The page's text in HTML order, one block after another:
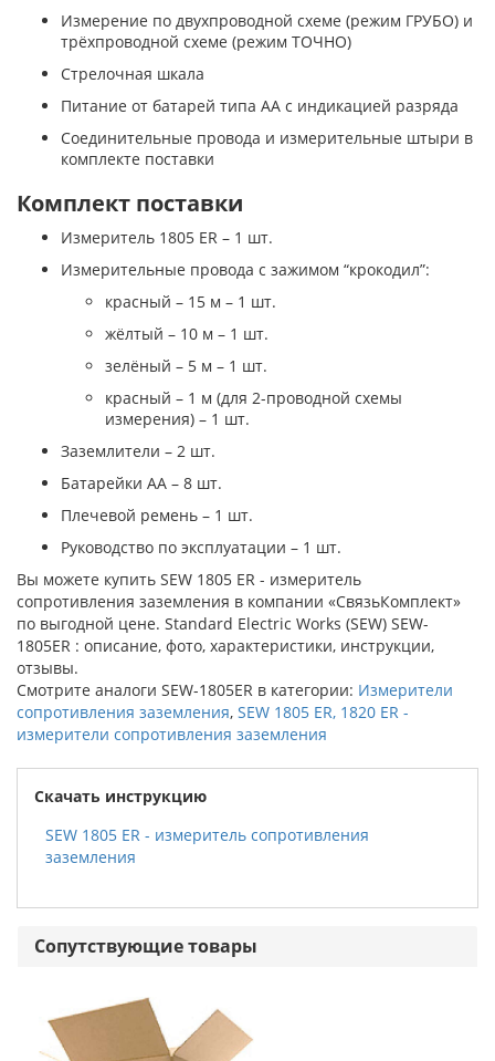
Измерение по двухпроводной схеме (режим ГРУБО) и
трёхпроводной схеме (режим ТОЧНО)
Стрелочная шкала
Питание от батарей типа АА с индикацией разряда
Соединительные провода и измерительные штыри в
комплекте поставки
Комплект поставки
Измеритель 1805 ER – 1 шт.
Измерительные провода с зажимом “крокодил”:
красный – 15 м – 1 шт.
жёлтый – 10 м – 1 шт.
зелёный – 5 м – 1 шт.
красный – 1 м (для 2-проводной схемы
измерения) – 1 шт.
Заземлители – 2 шт.
Батарейки АА – 8 шт.
Плечевой ремень – 1 шт.
Руководство по эксплуатации – 1 шт.
Вы можете купить SEW 1805 ER - измеритель
сопротивления заземления в компании «СвязьКомплект»
по выгодной цене. Standard Electric Works (SEW) SEW-
1805ER : описание, фото, характеристики, инструкции,
отзывы.
Смотрите аналоги SEW-1805ER в категории: Измерители
сопротивления заземления, SEW 1805 ER, 1820 ER -
измерители сопротивления заземления
Скачать инструкцию
SEW 1805 ER - измеритель сопротивления
заземления
Сопутствующие товары